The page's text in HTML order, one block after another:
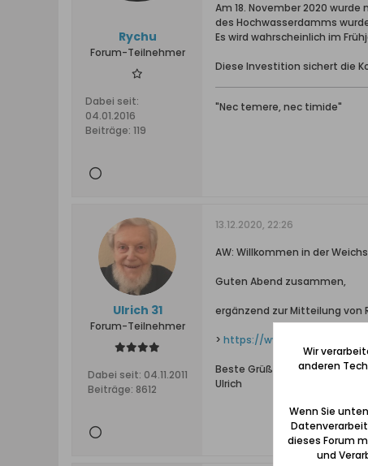
Rychu
Forum-Teilnehmer
Dabei seit:
04.01.2016
Beiträge: 119
Am 18. November 2020
des Hochwasserdamms
Es wird wahrscheinlich im
Diese Investition sichert die
"Nec temere, nec timide"
Ulrich 31
Forum-Teilnehmer
Dabei seit: 04.11.2011
Beiträge: 8612
13.12.2020, 22:26
AW: Willkommen in der
Guten Abend zusammen,
ergänzend zur Mitteilung von
> https://www.gdansk.pl/
Beste Grüße
Ulrich
Wir
anderen
Wenn Sie
dieses Forum
und